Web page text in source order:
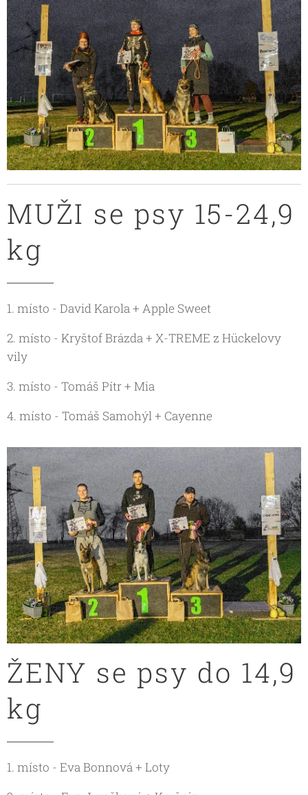
MUŽI se psy 15-24,9
kg
1. místo - David Karola + Apple Sweet
2. místo - Kryštof Brázda + X-TREME z Hückelovy
vily
3. místo - Tomáš Pítr + Mia
4. místo - Tomáš Samohýl + Cayenne
ŽENY se psy do 14,9
kg
1. místo - Eva Bonnová + Loty